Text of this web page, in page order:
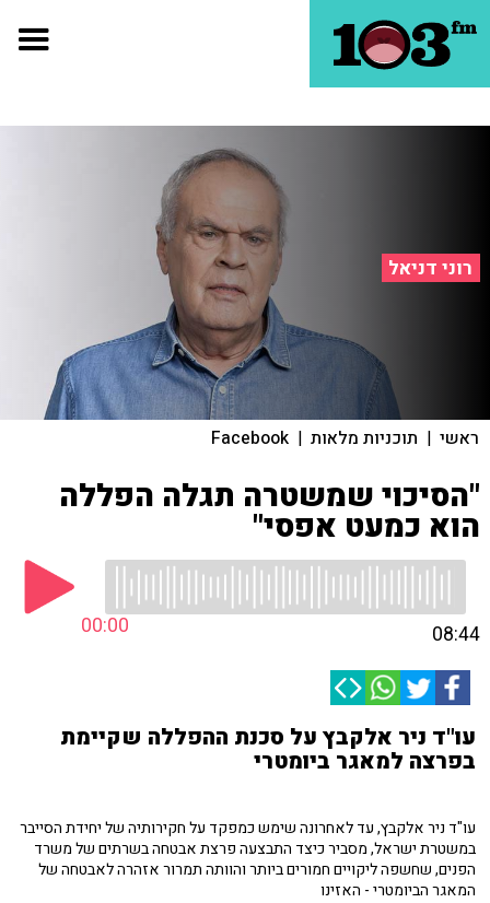
רוני דניאל
ראשי | תוכניות מלאות |
Facebook
"הסיכוי שמשטרה תגלה הפללה
הוא כמעט אפסי"
00:00 08:44
עו"ד ניר אלקבץ על סכנת ההפללה שקיימת
בפרצה למאגר ביומטרי
עו"ד ניר אלקבץ, עד לאחרונה שימש כמפקד על חקירותיה של יחידת הסייבר
במשטרת ישראל, מסביר כיצד התבצעה פרצת אבטחה בשרתים של משרד
הפנים, שחשפה ליקויים חמורים ביותר והוותה תמרור אזהרה לאבטחה של
המאגר הביומטרי - האזינו